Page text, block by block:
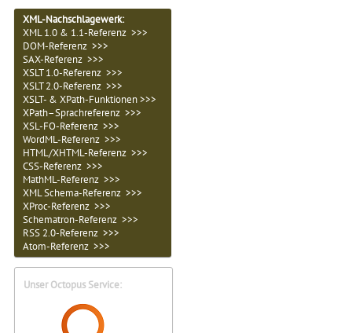
XML-Nachschlagewerk:
XML 1.0 & 1.1-Referenz >>>
DOM-Referenz >>>
SAX-Referenz >>>
XSLT 1.0-Referenz >>>
XSLT 2.0-Referenz >>>
XSLT- & XPath-Funktionen >>>
XPath–Sprachreferenz >>>
XSL-FO-Referenz >>>
WordML-Referenz >>>
HTML/XHTML-Referenz >>>
CSS-Referenz >>>
MathML-Referenz >>>
XML Schema-Referenz >>>
XProc-Referenz >>>
Schematron-Referenz >>>
RSS 2.0-Referenz >>>
Atom-Referenz >>>
Unser Octopus Service: